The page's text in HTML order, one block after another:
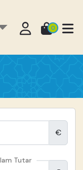
0
€
Tutar